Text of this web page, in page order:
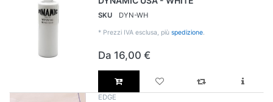
SKU DYN-WH
* Prezzi IVA esclusa, più spedizione.
Da 16,00 €
EDGE